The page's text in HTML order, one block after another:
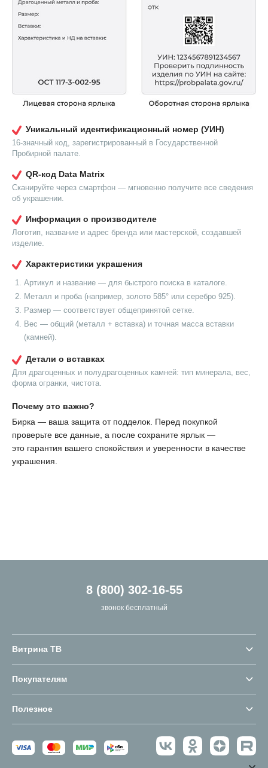
Уникальный идентификационный номер (УИН)
16-значный код, зарегистрированный в Государственной
Пробирной палате.
QR-код Data Matrix
Сканируйте через смартфон — мгновенно получите все сведения
об украшении.
Информация о производителе
Логотип, название и адрес бренда или мастерской, создавшей
изделие.
Характеристики украшения
Артикул и название — для быстрого поиска в каталоге.
Металл и проба (например, золото 585° или серебро 925).
Размер — соответствует общепринятой сетке.
Вес — общий (металл + вставка) и точная масса вставки
(камней).
Детали о вставках
Для драгоценных и полудрагоценных камней: тип минерала, вес,
форма огранки, чистота.
Почему это важно?
Бирка — ваша защита от подделок. Перед покупкой
проверьте все данные, а после сохраните ярлык —
это гарантия вашего спокойствия и уверенности в качестве
украшения.
8 (800) 302-16-55
звонок бесплатный
Витрина ТВ
Покупателям
Полезное